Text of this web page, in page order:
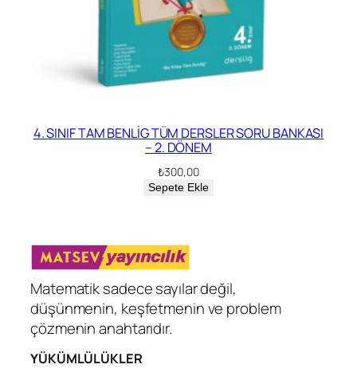
4. SINIF TAM BENLİG TÜM DERSLER SORU BANKASI
– 2. DÖNEM
₺300,00
Sepete Ekle
Matematik sadece sayılar değil,
düşünmenin, keşfetmenin ve problem
çözmenin anahtarıdır.
YÜKÜMLÜLÜKLER